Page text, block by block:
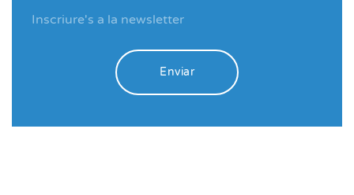
Enviar